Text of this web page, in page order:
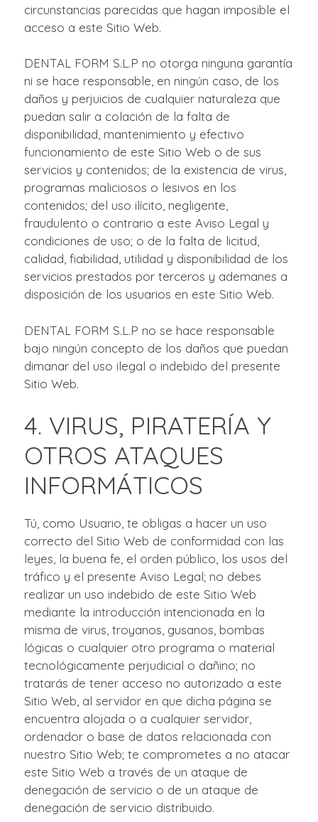
circunstancias parecidas que hagan imposible el
acceso a este Sitio Web.
DENTAL FORM S.L.P no otorga ninguna garantía
ni se hace responsable, en ningún caso, de los
daños y perjuicios de cualquier naturaleza que
puedan salir a colación de la falta de
disponibilidad, mantenimiento y efectivo
funcionamiento de este Sitio Web o de sus
servicios y contenidos; de la existencia de virus,
programas maliciosos o lesivos en los
contenidos; del uso ilícito, negligente,
fraudulento o contrario a este Aviso Legal y
condiciones de uso; o de la falta de licitud,
calidad, fiabilidad, utilidad y disponibilidad de los
servicios prestados por terceros y ademanes a
disposición de los usuarios en este Sitio Web.
DENTAL FORM S.L.P no se hace responsable
bajo ningún concepto de los daños que puedan
dimanar del uso ilegal o indebido del presente
Sitio Web.
4. VIRUS, PIRATERÍA Y
OTROS ATAQUES
INFORMÁTICOS
Tú, como Usuario, te obligas a hacer un uso
correcto del Sitio Web de conformidad con las
leyes, la buena fe, el orden público, los usos del
tráfico y el presente Aviso Legal; no debes
realizar un uso indebido de este Sitio Web
mediante la introducción intencionada en la
misma de virus, troyanos, gusanos, bombas
lógicas o cualquier otro programa o material
tecnológicamente perjudicial o dañino; no
tratarás de tener acceso no autorizado a este
Sitio Web, al servidor en que dicha página se
encuentra alojada o a cualquier servidor,
ordenador o base de datos relacionada con
nuestro Sitio Web; te comprometes a no atacar
este Sitio Web a través de un ataque de
denegación de servicio o de un ataque de
denegación de servicio distribuido.